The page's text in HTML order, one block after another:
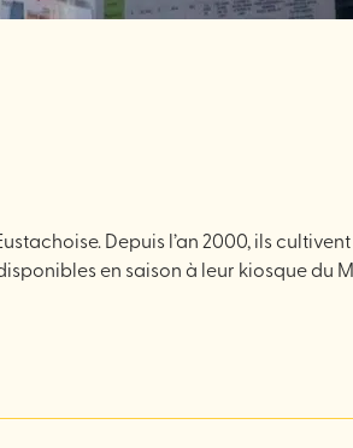
Depuis l’an 2000, ils
en saison à leur kiosque du